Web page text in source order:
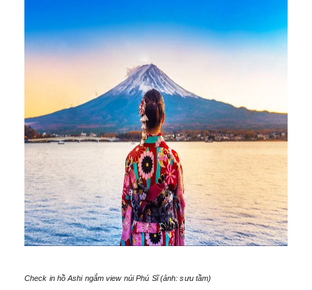
Check in hồ Ashi ngắm view núi Phú Sĩ (ảnh: sưu tầm)